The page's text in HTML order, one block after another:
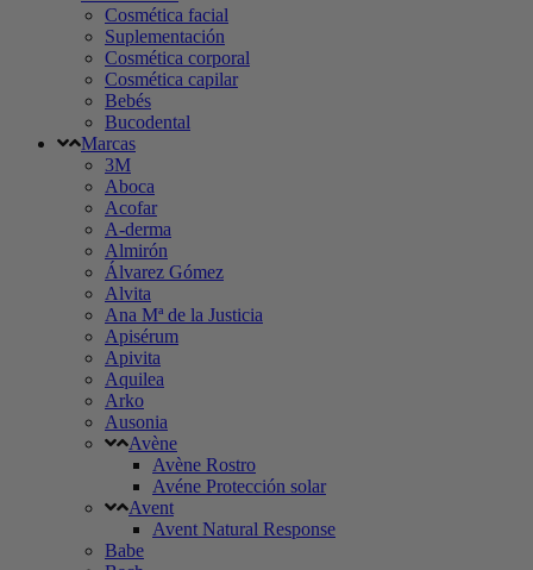
Cosmética facial
Suplementación
Cosmética corporal
Cosmética capilar
Bebés
Bucodental
Marcas
3M
Aboca
Acofar
A-derma
Almirón
Álvarez Gómez
Alvita
Ana Mª de la Justicia
Apisérum
Apivita
Aquilea
Arko
Ausonia
Avène
Avène Rostro
Avéne Protección solar
Avent
Avent Natural Response
Babe